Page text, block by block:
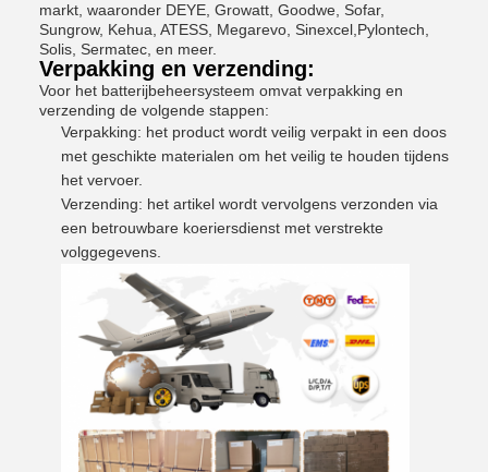
markt, waaronder DEYE, Growatt, Goodwe, Sofar,
Sungrow, Kehua, ATESS, Megarevo, Sinexcel,Pylontech,
Solis, Sermatec, en meer.
Verpakking en verzending:
Voor het batterijbeheersysteem omvat verpakking en
verzending de volgende stappen:
Verpakking: het product wordt veilig verpakt in een doos
met geschikte materialen om het veilig te houden tijdens
het vervoer.
Verzending: het artikel wordt vervolgens verzonden via
een betrouwbare koeriersdienst met verstrekte
volggegevens.